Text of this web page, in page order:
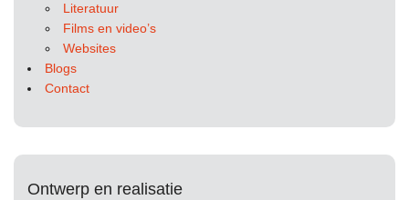
Literatuur
Films en video’s
Websites
Blogs
Contact
Ontwerp en realisatie